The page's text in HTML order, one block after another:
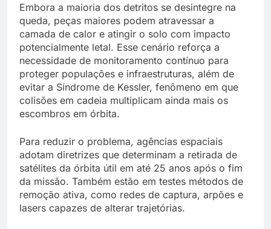
Embora a maioria dos detritos se desintegre na
queda, peças maiores podem atravessar a
camada de calor e atingir o solo com impacto
potencialmente letal. Esse cenário reforça a
necessidade de monitoramento contínuo para
proteger populações e infraestruturas, além de
evitar a Síndrome de Kessler, fenômeno em que
colisões em cadeia multiplicam ainda mais os
escombros em órbita.
Para reduzir o problema, agências espaciais
adotam diretrizes que determinam a retirada de
satélites da órbita útil em até 25 anos após o fim
da missão. Também estão em testes métodos de
remoção ativa, como redes de captura, arpões e
lasers capazes de alterar trajetórias.